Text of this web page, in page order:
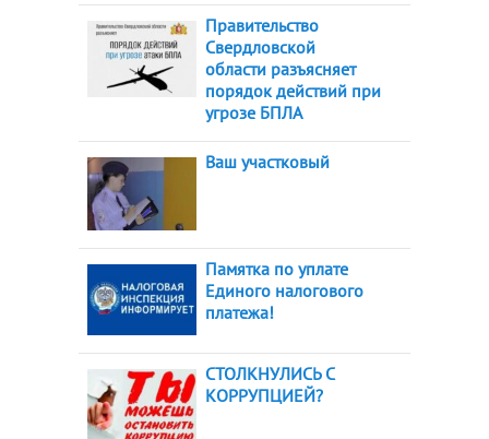
Правительство
Свердловской
области разъясняет
порядок действий при
угрозе БПЛА
Ваш участковый
Памятка по уплате
Единого налогового
платежа!
СТОЛКНУЛИСЬ С
КОРРУПЦИЕЙ?